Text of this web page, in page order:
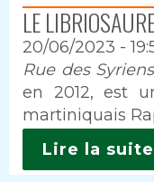
LE
20/06/2023 -
Intro
Rue des
en 2012, est
martiniquais
Lire la suite